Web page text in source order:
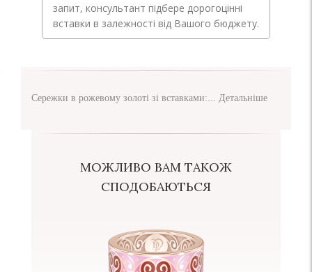
запит, консультант підбере дорогоцінні
вставки в залежності від Вашого бюджету.
Сережки в рожевому золоті зі вставками:... Детальніше
МОЖЛИВО ВАМ ТАКОЖ
СПОДОБАЮТЬСЯ